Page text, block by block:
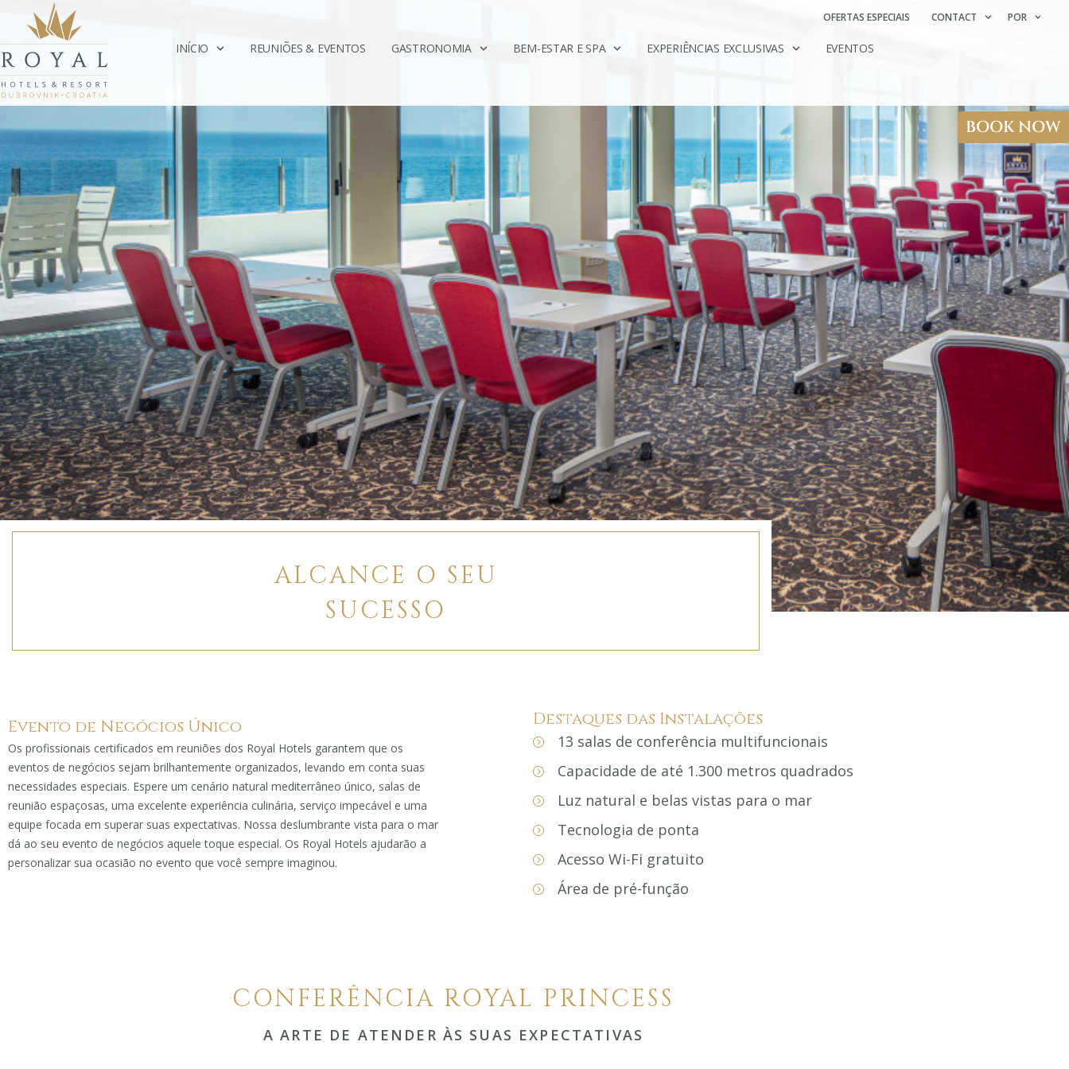
OFERTAS ESPECIAIS CONTACT POR
INÍCIO REUNIÕES & EVENTOS GASTRONOMIA BEM-ESTAR E SPA EXPERIÊNCIAS EXCLUSIVAS EVENTOS
ALCANCE O SEU
SUCESSO
Evento de Negócios Único
Os profissionais certificados em reuniões dos Royal Hotels garantem que os
eventos de negócios sejam brilhantemente organizados, levando em conta suas
necessidades especiais. Espere um cenário natural mediterrâneo único, salas de
reunião espaçosas, uma excelente experiência culinária, serviço impecável e uma
equipe focada em superar suas expectativas. Nossa deslumbrante vista para o mar
dá ao seu evento de negócios aquele toque especial. Os Royal Hotels ajudarão a
personalizar sua ocasião no evento que você sempre imaginou.
Destaques das Instalações
13 salas de conferência multifuncionais
Capacidade de até 1.300 metros quadrados
Luz natural e belas vistas para o mar
Tecnologia de ponta
Acesso Wi-Fi gratuito
Área de pré-função
CONFERÊNCIA ROYAL PRINCESS
A ARTE DE ATENDER ÀS SUAS EXPECTATIVAS
BOOK NOW